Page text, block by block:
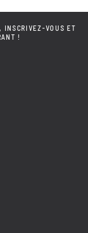
INSCRIVEZ-VOUS ET
!